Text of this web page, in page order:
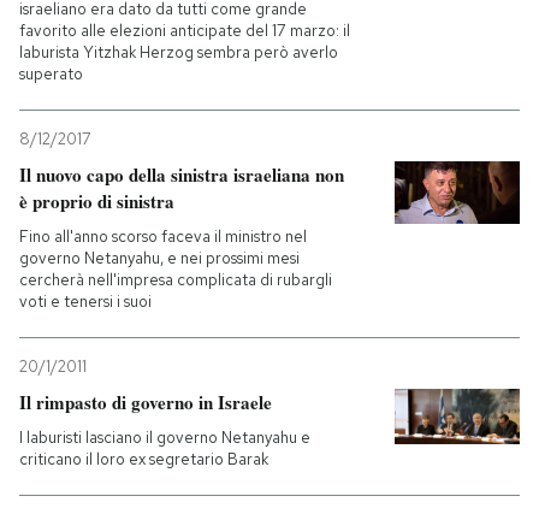
NEWSLETTER
SHOP
CALENDARIO
AREA PERSONALE
Entra
israeliano era dato da tutti come grande
favorito alle elezioni anticipate del 17 marzo: il
laburista Yitzhak Herzog sembra però averlo
superato
8/12/2017
Il nuovo capo della sinistra israeliana non
è proprio di sinistra
Fino all'anno scorso faceva il ministro nel
governo Netanyahu, e nei prossimi mesi
cercherà nell'impresa complicata di rubargli
voti e tenersi i suoi
20/1/2011
Il rimpasto di governo in Israele
I laburisti lasciano il governo Netanyahu e
criticano il loro ex segretario Barak